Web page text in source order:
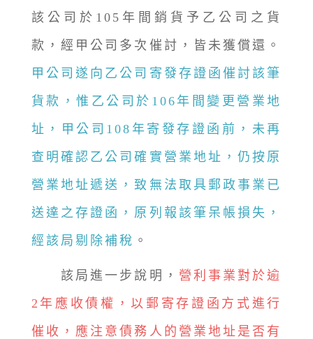
該公司於105年間銷貨予乙公司之貨
款，經甲公司多次催討，皆未獲償還。
甲公司遂向乙公司寄發存證函催討該筆
貨款，惟乙公司於106年間變更營業地
址，甲公司108年寄發存證函前，未再
查明確認乙公司確實營業地址，仍按原
營業地址遞送，致無法取具郵政事業已
送達之存證函，原列報該筆呆帳損失，
經該局剔除補稅 。
該局進一步說明， 營利事業對於逾
2年應收債權，以郵寄存證函方式進行
催收，應注意債務人的營業地址是否有